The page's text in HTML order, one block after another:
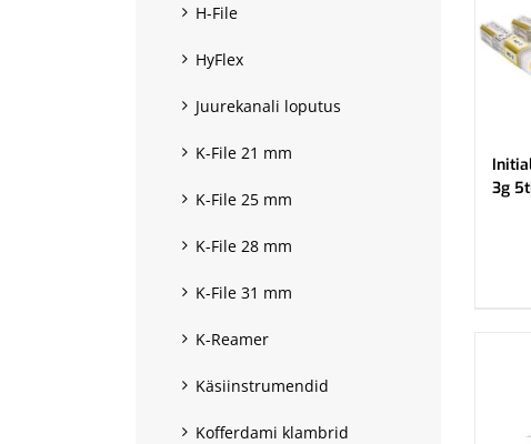
H-File
HyFlex
Juurekanali loputus
K-File 21 mm
K-File 25 mm
K-File 28 mm
K-File 31 mm
K-Reamer
Käsiinstrumendid
Kofferdami klambrid
3g